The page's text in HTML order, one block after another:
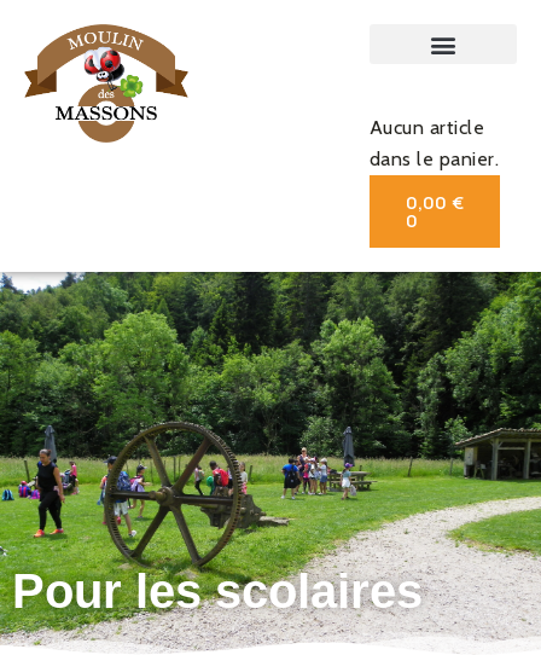
Aucun article
dans le panier.
0,00 €
0
Pour les scolaires